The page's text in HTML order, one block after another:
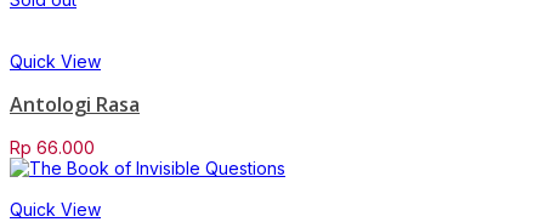
Quick View
Antologi Rasa
Rp 66.000
Quick View